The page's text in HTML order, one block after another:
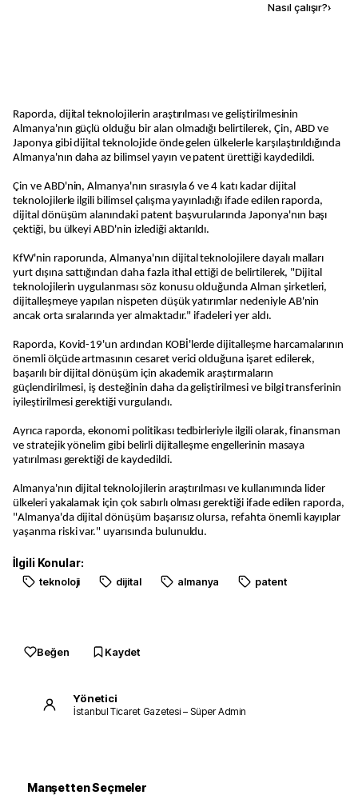
Nasıl çalışır?›
Raporda, dijital teknolojilerin araştırılması ve geliştirilmesinin
Almanya'nın güçlü olduğu bir alan olmadığı belirtilerek, Çin, ABD ve
Japonya gibi dijital teknolojide önde gelen ülkelerle karşılaştırıldığında
Almanya'nın daha az bilimsel yayın ve patent ürettiği kaydedildi.
Çin ve ABD'nin, Almanya'nın sırasıyla 6 ve 4 katı kadar dijital
teknolojilerle ilgili bilimsel çalışma yayınladığı ifade edilen raporda,
dijital dönüşüm alanındaki patent başvurularında Japonya'nın başı
çektiği, bu ülkeyi ABD'nin izlediği aktarıldı.
KfW'nin raporunda, Almanya'nın dijital teknolojilere dayalı malları
yurt dışına sattığından daha fazla ithal ettiği de belirtilerek, "Dijital
teknolojilerin uygulanması söz konusu olduğunda Alman şirketleri,
dijitalleşmeye yapılan nispeten düşük yatırımlar nedeniyle AB'nin
ancak orta sıralarında yer almaktadır." ifadeleri yer aldı.
Raporda, Kovid-19'un ardından KOBİ'lerde dijitalleşme harcamalarının
önemli ölçüde artmasının cesaret verici olduğuna işaret edilerek,
başarılı bir dijital dönüşüm için akademik araştırmaların
güçlendirilmesi, iş desteğinin daha da geliştirilmesi ve bilgi transferinin
iyileştirilmesi gerektiği vurgulandı.
Ayrıca raporda, ekonomi politikası tedbirleriyle ilgili olarak, finansman
ve stratejik yönelim gibi belirli dijitalleşme engellerinin masaya
yatırılması gerektiği de kaydedildi.
Almanya'nın dijital teknolojilerin araştırılması ve kullanımında lider
ülkeleri yakalamak için çok sabırlı olması gerektiği ifade edilen raporda,
"Almanya'da dijital dönüşüm başarısız olursa, refahta önemli kayıplar
yaşanma riski var." uyarısında bulunuldu.
İlgili Konular:
teknoloji dijital almanya patent
Beğen Kaydet
Yönetici
İstanbul Ticaret Gazetesi – Süper Admin
Manşetten Seçmeler